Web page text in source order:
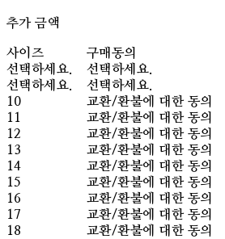
추가 금액
사이즈
선택하세요.
선택하세요.
10
11
12
13
14
15
16
17
18
구매동의
선택하세요.
선택하세요.
교환/환불에 대한 동의
교환/환불에 대한 동의
교환/환불에 대한 동의
교환/환불에 대한 동의
교환/환불에 대한 동의
교환/환불에 대한 동의
교환/환불에 대한 동의
교환/환불에 대한 동의
교환/환불에 대한 동의